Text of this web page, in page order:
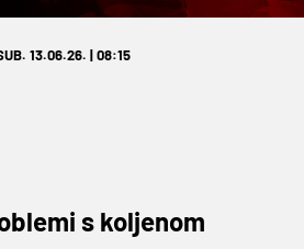
13.06.26. | 08:15
s koljenom